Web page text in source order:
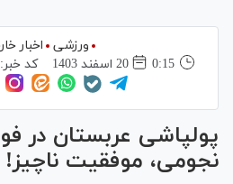
ورزشی
اخبار
0:15
20 اسفند 1403 کد خبر:
پولپاشی عربستان در
نجومی، موفقیت ناچیز!